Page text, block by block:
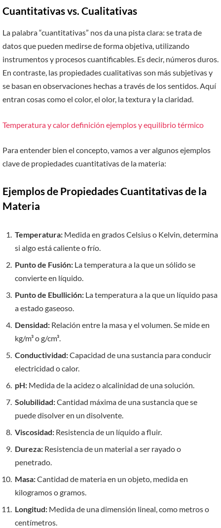
Cuantitativas vs. Cualitativas
La palabra “cuantitativas” nos da una pista clara: se trata de
datos que pueden medirse de forma objetiva, utilizando
instrumentos y procesos cuantificables. Es decir, números duros.
En contraste, las propiedades cualitativas son más subjetivas y
se basan en observaciones hechas a través de los sentidos. Aquí
entran cosas como el color, el olor, la textura y la claridad.
Temperatura y calor definición ejemplos y equilibrio térmico
Para entender bien el concepto, vamos a ver algunos ejemplos
clave de propiedades cuantitativas de la materia:
Ejemplos de Propiedades Cuantitativas de la
Materia
Temperatura: Medida en grados Celsius o Kelvin, determina
si algo está caliente o frío.
Punto de Fusión: La temperatura a la que un sólido se
convierte en líquido.
Punto de Ebullición: La temperatura a la que un líquido pasa
a estado gaseoso.
Densidad: Relación entre la masa y el volumen. Se mide en
kg/m³ o g/cm³.
Conductividad:Capacidad de una sustancia para conducir
electricidad o calor.
pH: Medida de la acidez o alcalinidad de una solución.
Solubilidad:Cantidad máxima de una sustancia que se
puede disolver en un disolvente.
Viscosidad: Resistencia de un líquido a fluir.
Dureza: Resistencia de un material a ser rayado o
penetrado.
Masa:Cantidad de materia en un objeto, medida en
kilogramos o gramos.
Longitud: Medida de una dimensión lineal, como metros o
centímetros.